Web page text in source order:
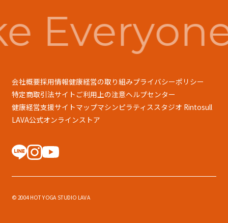
会社概要採用情報健康経営の取り組みプライバシーポリシー
特定商取引法サイトご利用上の注意ヘルプセンター
健康経営支援サイトマップマシンピラティススタジオ Rintosull
LAVA公式オンラインストア
© 2004 HOT YOGA STUDIO LAVA